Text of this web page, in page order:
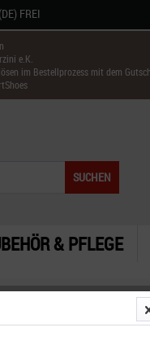
FREI
e.K.
im Bestellprozess mit dem
SUCHEN
& PFLEGE